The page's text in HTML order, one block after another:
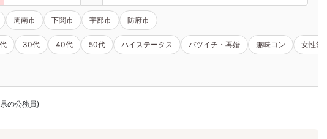
周南市 下関市 宇部市 防府市
30代 40代 50代 ハイステータス バツイチ・再婚 趣味コン 女性無料
の公務員)